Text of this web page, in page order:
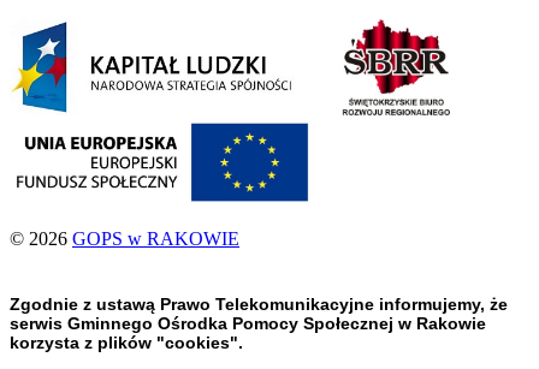
© 2026 GOPS w RAKOWIE
Zgodnie z ustawą Prawo Telekomunikacyjne informujemy, że
serwis Gminnego Ośrodka Pomocy Społecznej w Rakowie
korzysta z plików "cookies".